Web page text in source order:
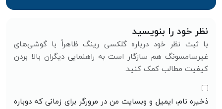
نظر خود را بنویسید
با ثبت نظر خود درباره گلکسی رینگ ظاهراً با گوشی‌های
غیرسامسونگ هم سازگار است به راهنمایی دیگران بالا بردن
کیفیت مطالب کمک کنید.
ذخیره نام، ایمیل و وبسایت من در مرورگر برای زمانی که دوباره